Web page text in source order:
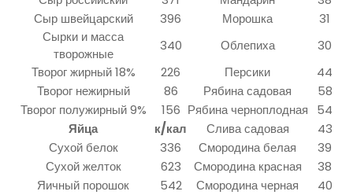
Сыр швейцарский
396 Морошка
31
Сырки и масса
творожные
340 Облепиха
30
Творог жирный 18%
226 Персики
44
Творог нежирный
86 Рябина садовая
58
Творог полужирный 9%
156 Рябина черноплодная
54
Яйца
к/кал Слива садовая
43
Сухой белок
336 Смородина белая
39
Сухой желток
623 Смородина красная
38
Яичный порошок
542 Смородина черная
40